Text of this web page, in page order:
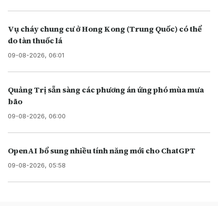
Vụ cháy chung cư ở Hong Kong (Trung Quốc) có thể
do tàn thuốc lá
09-08-2026, 06:01
Quảng Trị sẵn sàng các phương án ứng phó mùa mưa
bão
09-08-2026, 06:00
OpenAI bổ sung nhiều tính năng mới cho ChatGPT
09-08-2026, 05:58